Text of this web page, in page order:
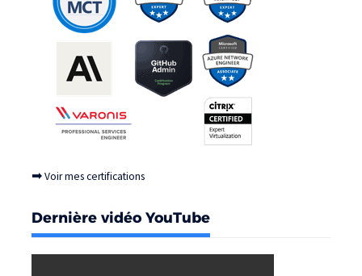
➡Voir mes certifications
Dernière vidéo YouTube